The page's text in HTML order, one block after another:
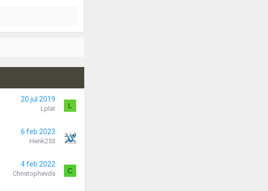
20 jul 2019
Lplat L
6 feb 2023
Henk253
4 feb 2022
Christophevds C